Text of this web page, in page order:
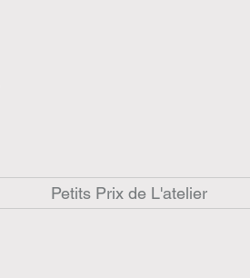
Petits Prix de L'atelier